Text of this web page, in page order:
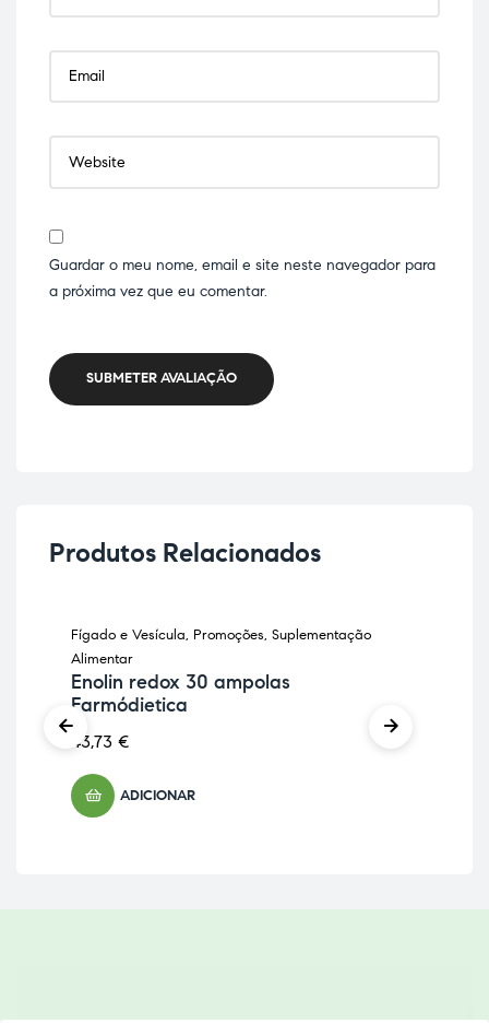
Guardar o meu nome, email e site neste navegador para
a próxima vez que eu comentar.
SUBMETER AVALIAÇÃO
Produtos Relacionados
LEVE 2 PAGUE 1
Fígado e Vesícula, Promoções, Suplementação
Alimentar
Enolin redox 30 ampolas
Farmódietica
43,73 €
ADICIONAR